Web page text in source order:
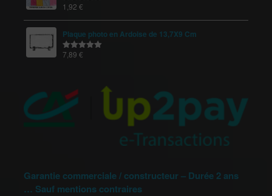
Note5.00
1,92 €
Plaque photo en Ardoise de 13,7X9 Cm
Note5.00
7,89 €
Garantie commerciale / constructeur – Durée 2 ans
… Sauf mentions contraires